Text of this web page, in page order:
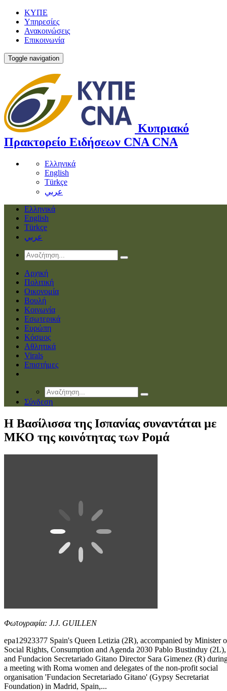
ΚΥΠΕ
Υπηρεσίες
Ανακοινώσεις
Επικοινωνία
Toggle navigation
Κυπριακό
Πρακτορείο Ειδήσεων CNA CNA
Ελληνικά
English
Türkçe
عربي
Ελληνικά
English
Türkçe
عربي
Αρχική
Πολιτική
Οικονομία
Βουλή
Κοινωνία
Εσωτερικά
Ευρώπη
Κόσμος
Αθλητικά
Virals
Επιστήμες
Σύνδεση
Η Βασίλισσα της Ισπανίας συναντάται με
ΜΚΟ της κοινότητας των Ρομά
Φωτογραφία: J.J. GUILLEN
epa12923377 Spain's Queen Letizia (2R), accompanied by Minister
Social Rights, Consumption and Agenda 2030 Pablo Bustinduy (2L),
and Fundacion Secretariado Gitano Director Sara Gimenez (R)
a meeting with Roma women and delegates of the non-profit social
organisation 'Fundacion Secretariado Gitano' (Gypsy Secretariat
Foundation) in Madrid, Spain,...